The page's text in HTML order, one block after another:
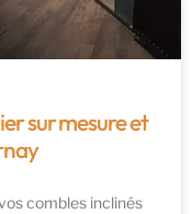
sur mesure et
combles inclinés